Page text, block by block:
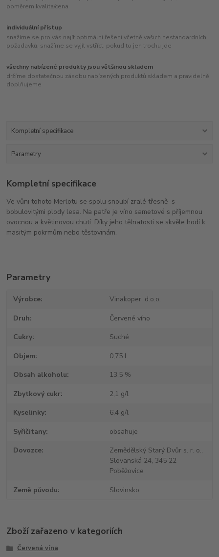
poměrem kvalita/cena
individuální přístup
snažíme se pro vás najít optimální řešení včetně vašich nestandardních
požadavků, snažíme se vyjít vstříct, pokud to jen trochu jde
všechny nabízené produkty jsou většinou skladem
držíme dostatečnou zásobu nabízených produktů skladem a pravidelně
doplňujeme
Kompletní specifikace
Parametry
Kompletní specifikace
Ve vůni tohoto Merlotu se spolu snoubí zralé třesně s
bobulovitými plody lesa. Na patře je víno sametové s příjemnou
ovocnou a květinovou chutí. Díky jeho tělnatosti se skvěle hodí k
masitým pokrmům nebo těstovinám.
Parametry
Výrobce Vinakoper, d.o.o.
Druh Červené víno
Cukry Suché
Objem 0,75 l
Obsah alkoholu 13,5 %
Zbytkový cukr 2,1 g/l
Kyselinky 6,4 g/l
Syřičitany obsahuje
Dovozce
Zemědělský Starý Dvůr s. r. o.,
Slovanská 24, 345 22
Poběžovice
Země původu Slovinsko
Zboží zařazeno v kategoriích
Červená vína